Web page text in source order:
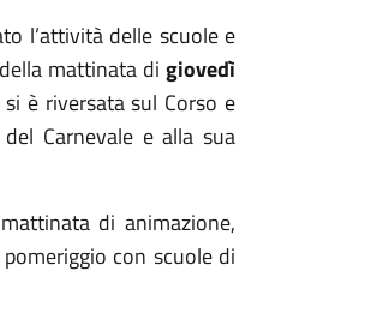
l’attività delle scuole e
mattinata di giovedì
è riversata sul Corso e
Carnevale e alla sua
di animazione,
con scuole di